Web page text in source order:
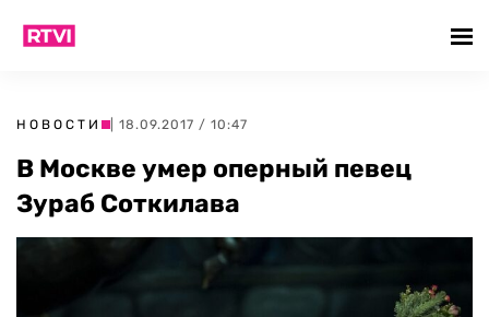
НОВОСТИ | 18.09.2017 / 10:47
В Москве умер оперный певец
Зураб Соткилава